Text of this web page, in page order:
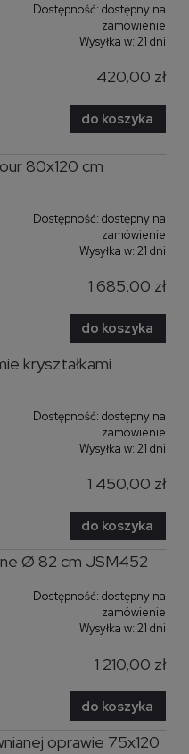
Dostępność: dostępny na
zamówienie
Wysyłka w: 21 dni
420,00 zł
do koszyka
80x120 cm
Dostępność: dostępny na
zamówienie
Wysyłka w: 21 dni
1 685,00 zł
do koszyka
kryształkami
Dostępność: dostępny na
zamówienie
Wysyłka w: 21 dni
1 450,00 zł
do koszyka
Ø 82 cm JSM452
Dostępność: dostępny na
zamówienie
Wysyłka w: 21 dni
1 210,00 zł
do koszyka
oprawie 75x120